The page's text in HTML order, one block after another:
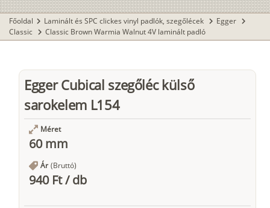
Főoldal chevron_right Laminált és SPC clickes vinyl padlók, szegőlécek chevron_right Egger chevron_right
Classic chevron_right Classic Brown Warmia Walnut 4V laminált padló
Egger Cubical szegőléc külső
sarokelem L154
Méret
60 mm
Ár (Bruttó)
940 Ft/db